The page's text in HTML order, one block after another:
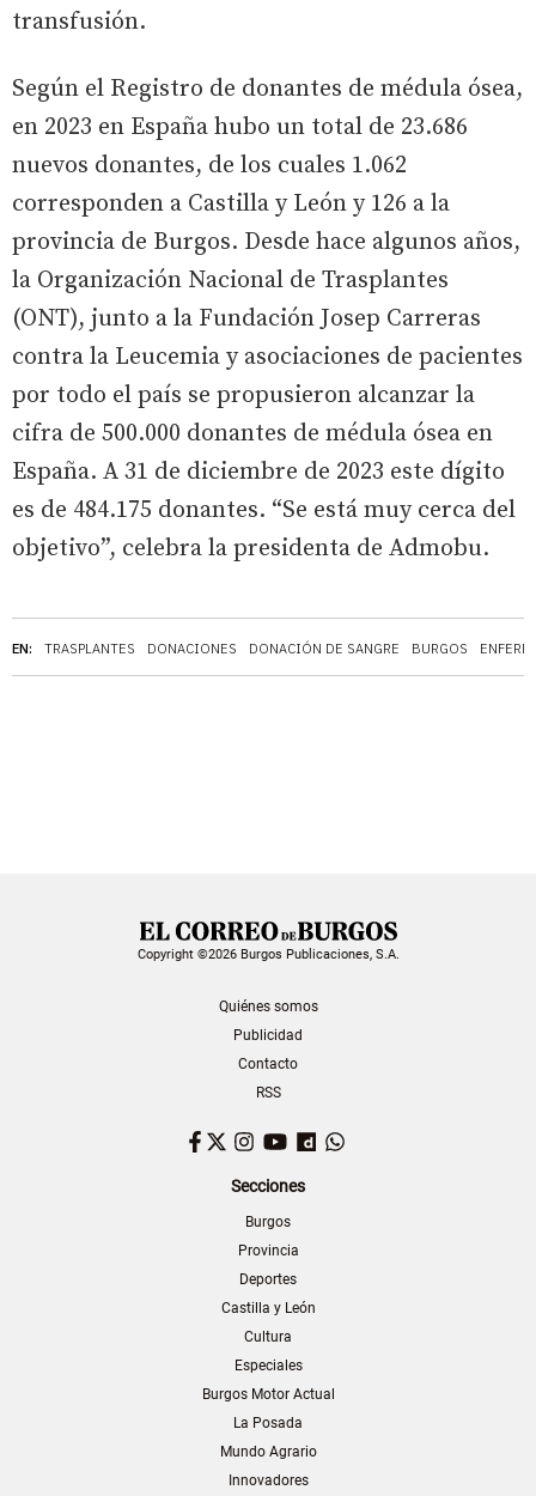
EN: TRASPLANTES DONACIONES DONACIÓN DE SANGRE BURGOS
transfusión.
Según el Registro de donantes de médula ósea,
en 2023 en España hubo un total de 23.686
nuevos donantes, de los cuales 1.062
corresponden a Castilla y León y 126 a la
provincia de Burgos. Desde hace algunos años,
la Organización Nacional de Trasplantes
(ONT), junto a la Fundación Josep Carreras
contra la Leucemia y asociaciones de pacientes
por todo el país se propusieron alcanzar la
cifra de 500.000 donantes de médula ósea en
España. A 31 de diciembre de 2023 este dígito
es de 484.175 donantes. “Se está muy cerca del
objetivo”, celebra la presidenta de Admobu.
Copyright ©2026 Burgos Publicaciones, S.A.
Quiénes somos
Publicidad
Contacto
RSS
Facebook
TwitterInstagram
YouTubeDailymotion
Secciones
Burgos
Provincia
Deportes
Castilla y León
Cultura
Especiales
Burgos Motor Actual
La Posada
Mundo Agrario
Innovadores